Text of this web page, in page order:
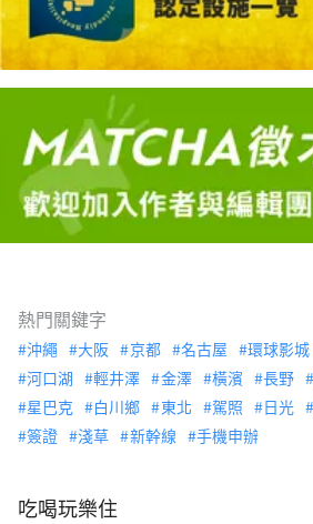
熱門關鍵字
沖繩 大阪 京都 名古屋 環球影城
河口湖
輕井澤 金澤 橫濱 長野
星巴克
白川鄉 東北 駕照 日光
簽證
淺草 新幹線 手機申辦
吃喝玩樂住